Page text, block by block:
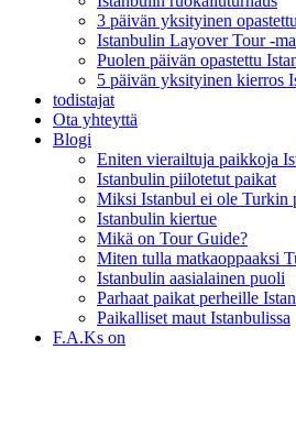
3 päivän yksityinen
Istanbulin Layover Tour -
Puolen päivän opastettu
5 päivän yksityinen kierros
todistajat
Ota yhteyttä
Blogi
Eniten vierailtuja paikkoja
Istanbulin piilotetut paikat
Miksi Istanbul ei ole Turkin
Istanbulin kiertue
Mikä on Tour Guide?
Miten tulla matkaoppaaksi
Istanbulin aasialainen puoli
Parhaat paikat perheille
Paikalliset maut Istanbulissa
F.A.Ks on